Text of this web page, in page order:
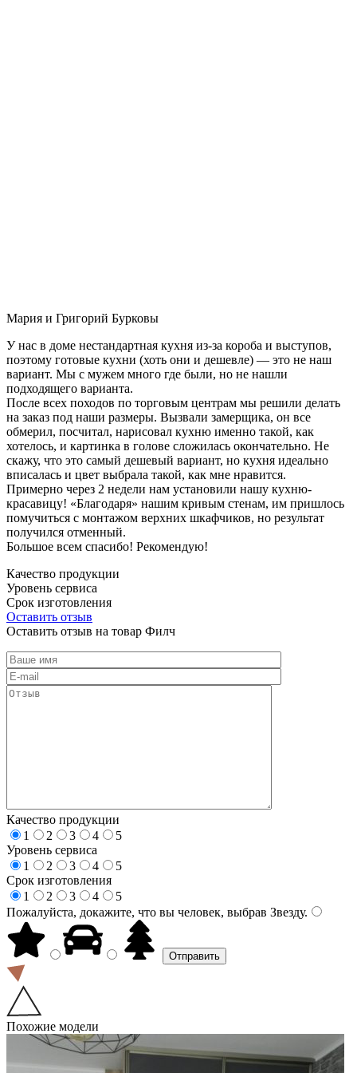
Мария и Григорий Бурковы
У нас в доме нестандартная кухня из-за короба и выступов,
поэтому готовые кухни (хоть они и дешевле) — это не наш
вариант. Мы с мужем много где были, но не нашли
подходящего варианта.
После всех походов по торговым центрам мы решили делать
на заказ под наши размеры. Вызвали замерщика, он все
обмерил, посчитал, нарисовал кухню именно такой, как
хотелось, и картинка в голове сложилась окончательно. Не
скажу, что это самый дешевый вариант, но кухня идеально
вписалась и цвет выбрала такой, как мне нравится.
Примерно через 2 недели нам установили нашу кухню-
красавицу! «Благодаря» нашим кривым стенам, им пришлось
помучиться с монтажом верхних шкафчиков, но результат
получился отменный.
Большое всем спасибо! Рекомендую!
Качество продукции
Уровень сервиса
Срок изготовления
Оставить отзыв
Оставить отзыв на товар Филч
Качество продукции
1
2 3 4
5
Уровень сервиса
1
2 3 4
5
Срок изготовления
1
2 3 4
5
Пожалуйста, докажите, что вы человек, выбрав Звезду.
Похожие модели